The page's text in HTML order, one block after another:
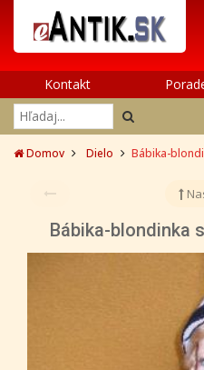
Kontakt
Domov Dielo Bábika-
Bábika-blondinka